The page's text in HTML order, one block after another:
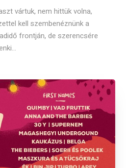
vártuk, nem hittük volna,
kell szembenéznünk a
frontján, de szerencsére